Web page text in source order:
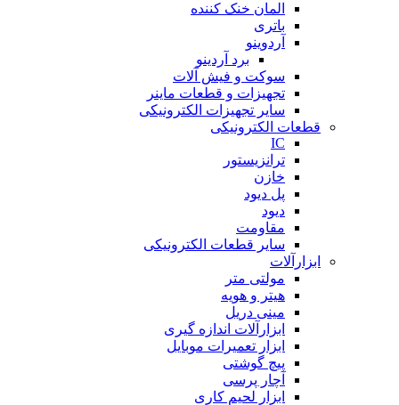
المان خنک کننده
باتری
آردوینو
برد آردینو
سوکت و فیش آلات
تجهیزات و قطعات ماینر
سایر تجهیزات الکترونیکی
قطعات الکترونیکی
IC
ترانزیستور
خازن
پل دیود
دیود
مقاومت
سایر قطعات الکترونیکی
ابزارآلات
مولتی متر
هیتر و هویه
مینی دریل
ابزارآلات اندازه گیری
ابزار تعمیرات موبایل
پیچ گوشتی
آچار پرسی
ابزار لحیم کاری